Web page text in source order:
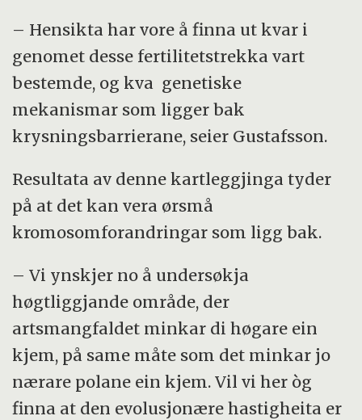
– Hensikta har vore å finna ut kvar i
genomet desse fertilitetstrekka vart
bestemde, og kva genetiske
mekanismar som ligger bak
krysningsbarrierane, seier Gustafsson.
Resultata av denne kartleggjinga tyder
på at det kan vera ørsmå
kromosomforandringar som ligg bak.
– Vi ynskjer no å undersøkja
høgtliggjande område, der
artsmangfaldet minkar di høgare ein
kjem, på same måte som det minkar jo
nærare polane ein kjem. Vil vi her òg
finna at den evolusjonære hastigheita er